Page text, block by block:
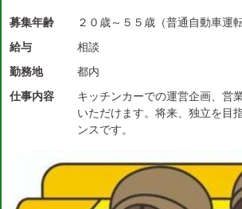
募集年齢
２０歳～５５歳（普通自動車運
給与
相談
勤務地
都内
仕事内容
キッチンカーでの運営企画、営
いただけます。将来、独立を目
ンスです。